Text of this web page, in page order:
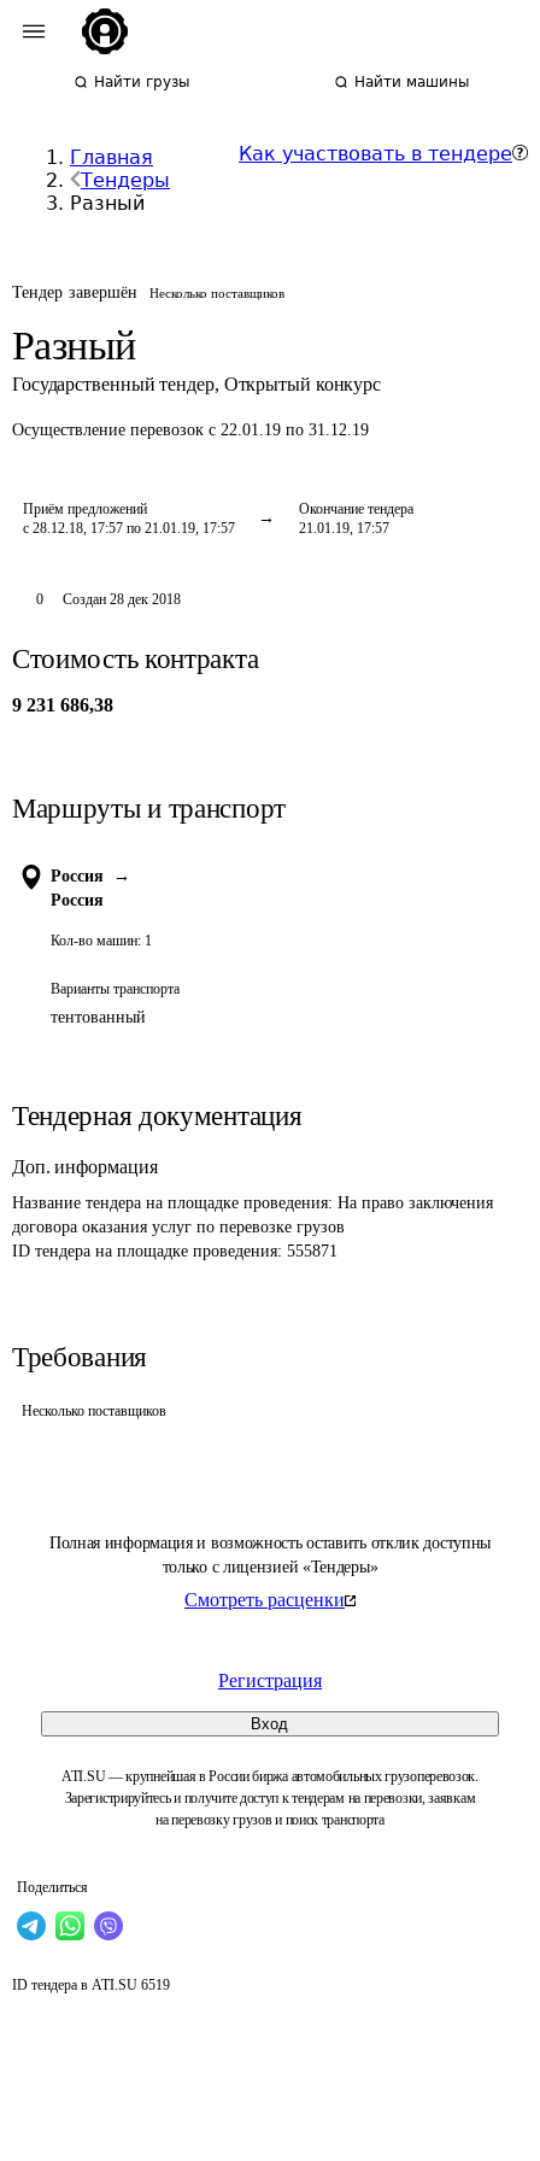
Найти грузы Найти машины
Главная
Тендеры
Разный
Как участвовать в тендере
Тендер завершён Несколько поставщиков
Разный
Государственный тендер, Открытый конкурс
Осуществление перевозок с 22.01.19 по 31.12.19
Приём предложений
с 28.12.18, 17:57 по 21.01.19, 17:57
Окончание тендера
21.01.19, 17:57
Полная информация и возможность оставить отклик доступны
только с лицензией «Тендеры»
Смотреть расценки
Регистрация
Вход
ATI.SU — крупнейшая в России биржа автомобильных грузоперевозок.
Зарегистрируйтесь и получите доступ к тендерам на перевозки, заявкам
на перевозку грузов и поиск транспорта
Поделиться
0 Создан 28 дек 2018
Стоимость контракта
9 231 686,38
Маршруты и транспорт
Россия
→
Россия
Кол-во машин: 1
Варианты транспорта
тентованный
Тендерная документация
Доп. информация
Название тендера на площадке проведения: На право заключения
договора оказания услуг по перевозке грузов
ID тендера на площадке проведения: 555871
Требования
Несколько поставщиков
ID тендера в ATI.SU 6519